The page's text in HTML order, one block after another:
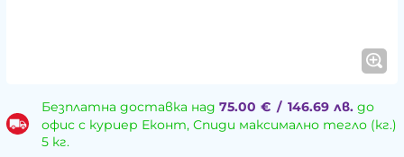
Безплатна доставка над 75.00 € / 146.69 лв.до
офис с куриер Еконт, Спиди максимално тегло (кг.)
5 кг.